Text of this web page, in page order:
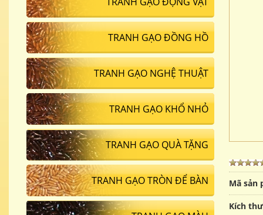
Mã sản
Kích
TRANH GẠO ĐỒNG HỒ
TRANH GẠO NGHỆ THUẬT
TRANH GẠO KHỔ NHỎ
TRANH GẠO QUÀ TẶNG
TRANH GẠO TRÒN ĐỂ BÀN